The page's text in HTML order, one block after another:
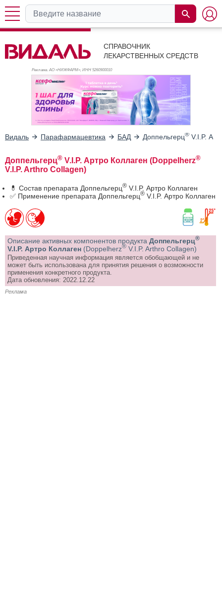
СПРАВОЧНИК
ЛЕКАРСТВЕННЫХ СРЕДСТВ
Реклама. АО «НИЖФАРМ», ИНН 5260900010
Видаль Парафармацевтика БАД Доппельгерц® V.I.P.
Доппельгерц® V.I.P. Артро Коллаген (Doppelherz®
V.I.P. Arthro Collagen)
💊 Состав препарата Доппельгерц® V.I.P. Артро Коллаген
✅ Применение препарата Доппельгерц® V.I.P. Артро Коллаген
Описание активных компонентов продукта Доппельгерц®
V.I.P. Артро Коллаген (Doppelherz® V.I.P. Arthro Collagen)
Приведенная научная информация является обобщающей и не
может быть использована для принятия решения о возможности
применения конкретного продукта.
Дата обновления: 2022.12.22
Реклама